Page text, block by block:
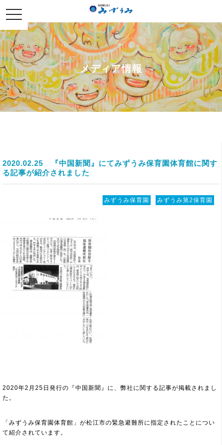
toggle
navigation
メディア情報
2020.02.25 『中国新聞』にてみずうみ保育園体育館に関す
る記事が紹介されました
みずうみ保育園 みずうみ第2保育園
2020年2月25日発行の『中国新聞』に、弊社に関する記事が掲載されまし
た。
「みずうみ保育園体育館」が松江市の緊急避難所に指定されたことについ
て紹介されています。